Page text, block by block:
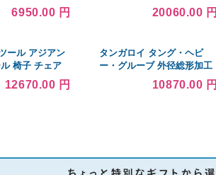
現場 安全 作
6950.00 円 20060.00 円
ール アジアン
椅子 チェア
ッション 激安
アウトレット
12670.00 円
タンガロイ タング・ヘビ
ー・グルーブ 外径総形加工
用バイト ＳＰＧＮ
SPGN1212X-10T20 1個
10870.00 円